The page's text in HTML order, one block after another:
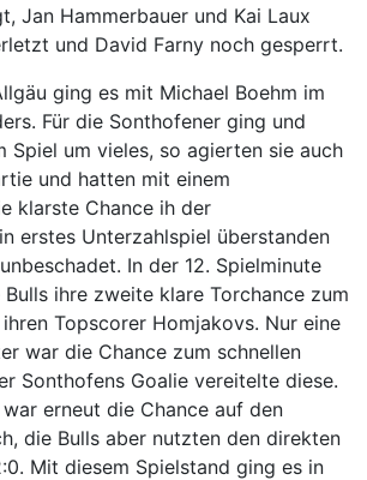
Jan Hammerbauer und Kai Laux
und David Farny noch gesperrt.
ging es mit Michael Boehm im
Für die Sonthofener ging und
Spiel um vieles, so agierten sie auch
und hatten mit einem
klarste Chance ih der
erstes Unterzahlspiel überstanden
In der 12. Spielminute
ihre zweite klare Torchance zum
Topscorer Homjakovs. Nur eine
war die Chance zum schnellen
Sonthofens Goalie vereitelte diese.
erneut die Chance auf den
die Bulls aber nutzten den direkten
Mit diesem Spielstand ging es in